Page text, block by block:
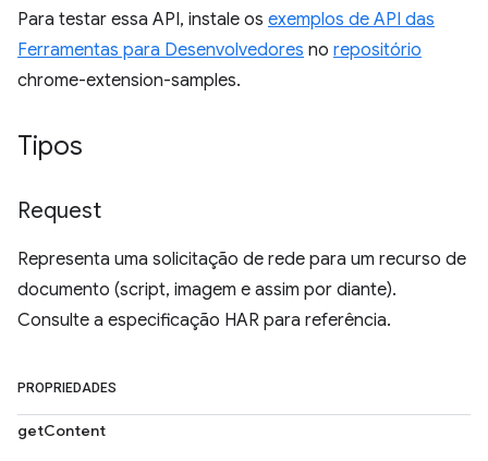
Para testar essa API, instale os exemplos de API das
Ferramentas para Desenvolvedores no repositório
chrome-extension-samples.
Tipos
Request
Representa uma solicitação de rede para um recurso de
documento (script, imagem e assim por diante).
Consulte a especificação HAR para referência.
PROPRIEDADES
getContent